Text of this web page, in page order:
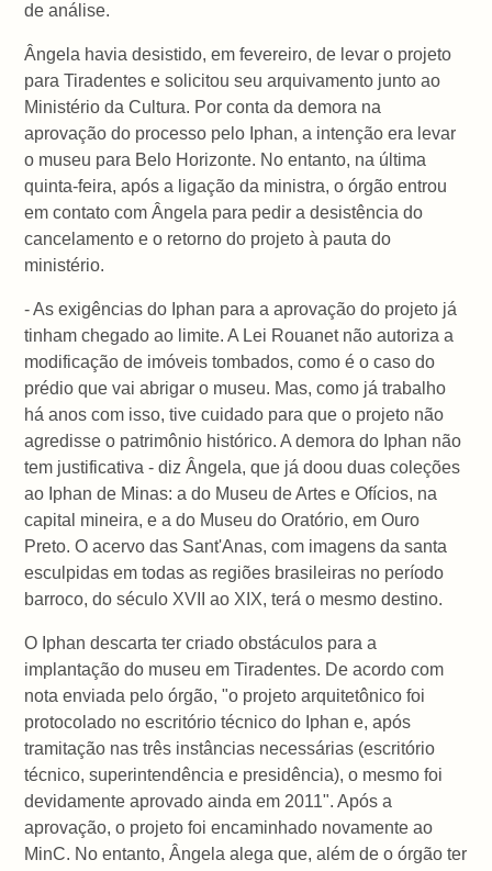
de análise.
Ângela havia desistido, em fevereiro, de levar o projeto
para Tiradentes e solicitou seu arquivamento junto ao
Ministério da Cultura. Por conta da demora na
aprovação do processo pelo Iphan, a intenção era levar
o museu para Belo Horizonte. No entanto, na última
quinta-feira, após a ligação da ministra, o órgão entrou
em contato com Ângela para pedir a desistência do
cancelamento e o retorno do projeto à pauta do
ministério.
- As exigências do Iphan para a aprovação do projeto já
tinham chegado ao limite. A Lei Rouanet não autoriza a
modificação de imóveis tombados, como é o caso do
prédio que vai abrigar o museu. Mas, como já trabalho
há anos com isso, tive cuidado para que o projeto não
agredisse o patrimônio histórico. A demora do Iphan não
tem justificativa - diz Ângela, que já doou duas coleções
ao Iphan de Minas: a do Museu de Artes e Ofícios, na
capital mineira, e a do Museu do Oratório, em Ouro
Preto. O acervo das Sant'Anas, com imagens da santa
esculpidas em todas as regiões brasileiras no período
barroco, do século XVII ao XIX, terá o mesmo destino.
O Iphan descarta ter criado obstáculos para a
implantação do museu em Tiradentes. De acordo com
nota enviada pelo órgão, "o projeto arquitetônico foi
protocolado no escritório técnico do Iphan e, após
tramitação nas três instâncias necessárias (escritório
técnico, superintendência e presidência), o mesmo foi
devidamente aprovado ainda em 2011". Após a
aprovação, o projeto foi encaminhado novamente ao
MinC. No entanto, Ângela alega que, além de o órgão ter